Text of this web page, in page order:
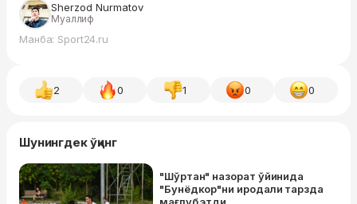
Sherzod Nurmatov
Муаллиф
Манба: Sport24.ru
2 0 1 0 0
Шунингдек ўқинг
"Шўртан" назорат ўйинида
"Бунёдкор"ни иродали тарзда